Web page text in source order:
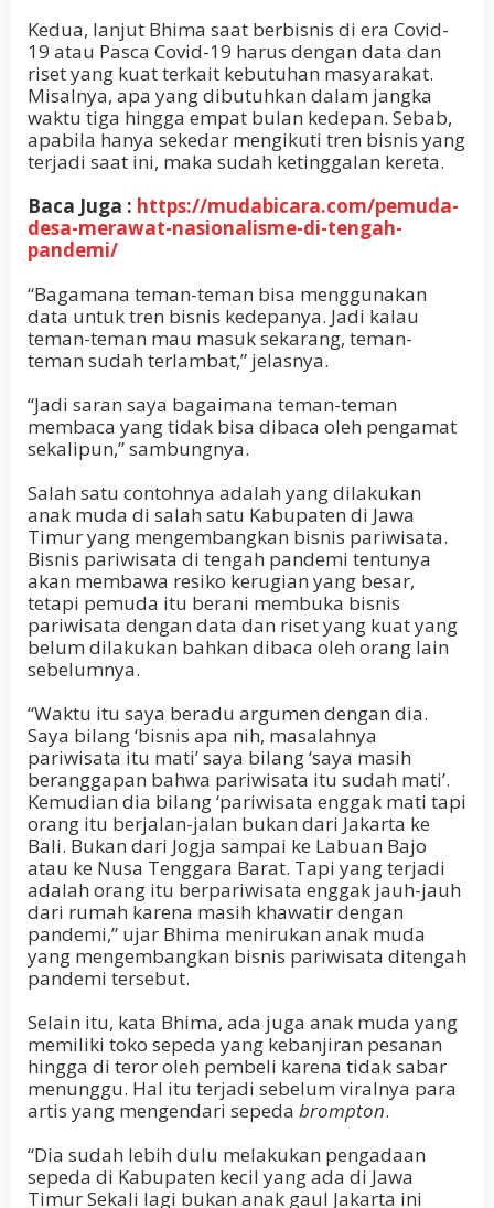
Kedua, lanjut Bhima saat berbisnis di era Covid-
19 atau Pasca Covid-19 harus dengan data dan
riset yang kuat terkait kebutuhan masyarakat.
Misalnya, apa yang dibutuhkan dalam jangka
waktu tiga hingga empat bulan kedepan. Sebab,
apabila hanya sekedar mengikuti tren bisnis yang
terjadi saat ini, maka sudah ketinggalan kereta.
Baca Juga : https://mudabicara.com/pemuda-
desa-merawat-nasionalisme-di-tengah-
pandemi/
“Bagamana teman-teman bisa menggunakan
data untuk tren bisnis kedepanya. Jadi kalau
teman-teman mau masuk sekarang, teman-
teman sudah terlambat,” jelasnya.
“Jadi saran saya bagaimana teman-teman
membaca yang tidak bisa dibaca oleh pengamat
sekalipun,” sambungnya.
Salah satu contohnya adalah yang dilakukan
anak muda di salah satu Kabupaten di Jawa
Timur yang mengembangkan bisnis pariwisata.
Bisnis pariwisata di tengah pandemi tentunya
akan membawa resiko kerugian yang besar,
tetapi pemuda itu berani membuka bisnis
pariwisata dengan data dan riset yang kuat yang
belum dilakukan bahkan dibaca oleh orang lain
sebelumnya.
“Waktu itu saya beradu argumen dengan dia.
Saya bilang ‘bisnis apa nih, masalahnya
pariwisata itu mati’ saya bilang ‘saya masih
beranggapan bahwa pariwisata itu sudah mati’.
Kemudian dia bilang ‘pariwisata enggak mati tapi
orang itu berjalan-jalan bukan dari Jakarta ke
Bali. Bukan dari Jogja sampai ke Labuan Bajo
atau ke Nusa Tenggara Barat. Tapi yang terjadi
adalah orang itu berpariwisata enggak jauh-jauh
dari rumah karena masih khawatir dengan
pandemi,” ujar Bhima menirukan anak muda
yang mengembangkan bisnis pariwisata ditengah
pandemi tersebut.
Selain itu, kata Bhima, ada juga anak muda yang
memiliki toko sepeda yang kebanjiran pesanan
hingga di teror oleh pembeli karena tidak sabar
menunggu. Hal itu terjadi sebelum viralnya para
artis yang mengendari sepeda brompton.
“Dia sudah lebih dulu melakukan pengadaan
sepeda di Kabupaten kecil yang ada di Jawa
Timur Sekali lagi bukan anak gaul Jakarta ini